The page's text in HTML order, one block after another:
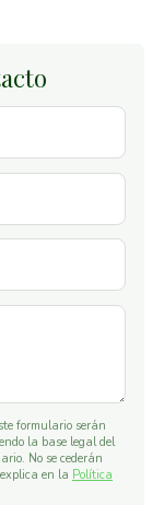
formulario serán
la base legal del
No se cederán
explica en la Política